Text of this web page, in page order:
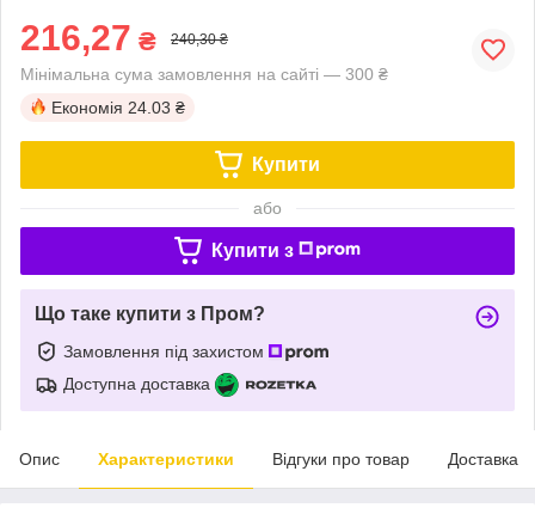
216,27 ₴ 240,30 ₴
Мінімальна сума замовлення на сайті — 300 ₴
Економія 24.03 ₴
Купити
або
Купити з
Що таке купити з Пром?
Замовлення під захистом
Доступна доставка
Опис Характеристики Відгуки про товар Доставка